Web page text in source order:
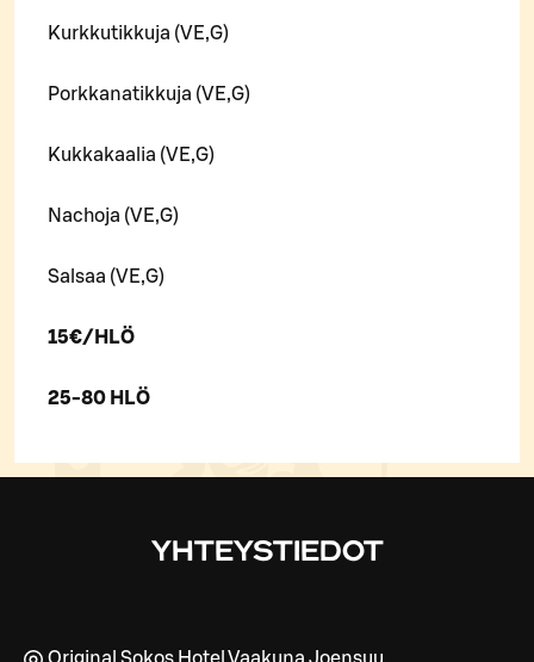
Kurkkutikkuja (VE,G)
Porkkanatikkuja (VE,G)
Kukkakaalia (VE,G)
Nachoja (VE,G)
Salsaa (VE,G)
15€/HLÖ
25-80 HLÖ
YHTEYSTIEDOT